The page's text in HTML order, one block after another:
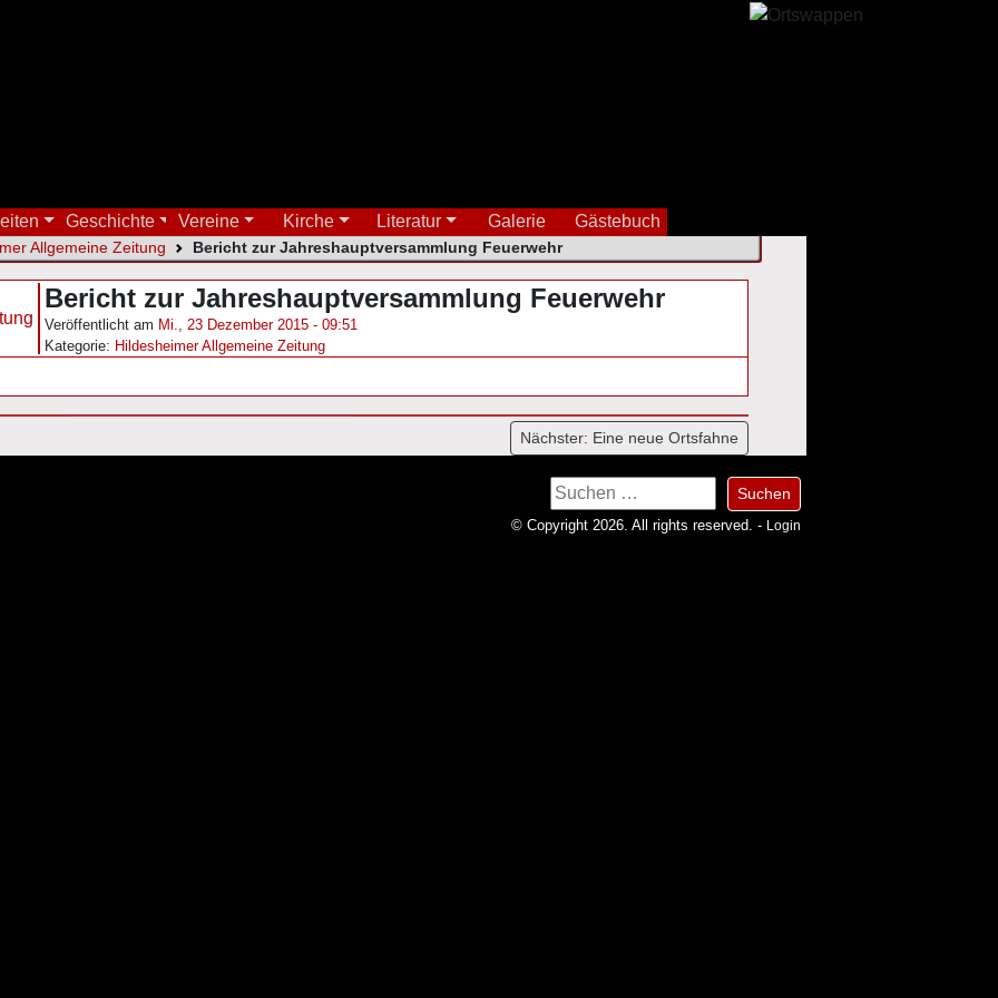
Geschichte Vereine Kirche Literatur Galerie Gästebuch
Allgemeine Zeitung Bericht zur Jahreshauptversammlung Feuerwehr
Bericht zur Jahreshauptversammlung Feuerwehr
Veröffentlicht am Mi., 23 Dezember 2015 - 09:51
Kategorie: Hildesheimer Allgemeine Zeitung
Nächster: Eine neue Ortsfahne
Suchen
nach:
© Copyright 2026. All rights reserved. - Login